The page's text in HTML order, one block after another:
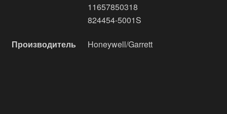
11657850318
824454-5001S
Производитель Honeywell/Garrett